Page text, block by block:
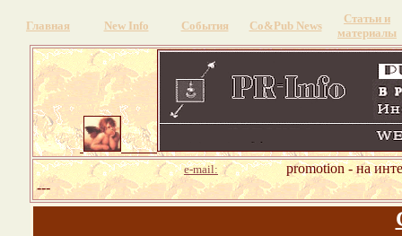
Главная New Info События Со&Pub News
Статьи и
материалы
e-mail: promotion - на
---